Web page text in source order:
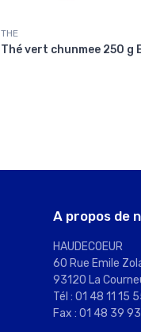
THE
Thé vert chunmee 250 g
A propos de
HAUDECOEUR
60 Rue Emile
93120 La
Tél : 01 48 11 15
Fax : 01 48 39